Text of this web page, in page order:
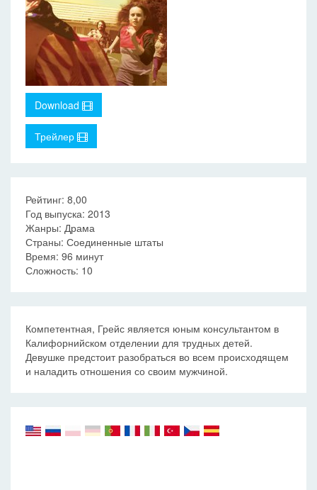
Download
Трейлер
Рейтинг: 8,00
Год выпуска: 2013
Жанры: Драма
Страны: Соединенные штаты
Время: 96 минут
Сложность: 10
Компетентная, Грейс является юным консультантом в
Калифорнийском отделении для трудных детей.
Девушке предстоит разобраться во всем происходящем
и наладить отношения со своим мужчиной.